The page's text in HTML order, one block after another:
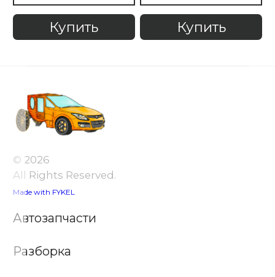
Купить Купить
© 2026
All Rights Reserved.
Made with FYKEL
Автозапчасти
Разборка